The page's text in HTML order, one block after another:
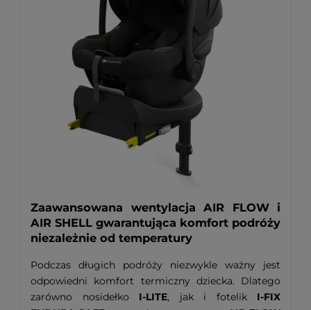
Zaawansowana wentylacja AIR FLOW i
AIR SHELL gwarantująca komfort podróży
niezależnie od temperatury
Podczas długich podróży niezwykle ważny jest
odpowiedni komfort termiczny dziecka. Dlatego
zarówno nosidełko I-LITE, jak i fotelik I-FIX